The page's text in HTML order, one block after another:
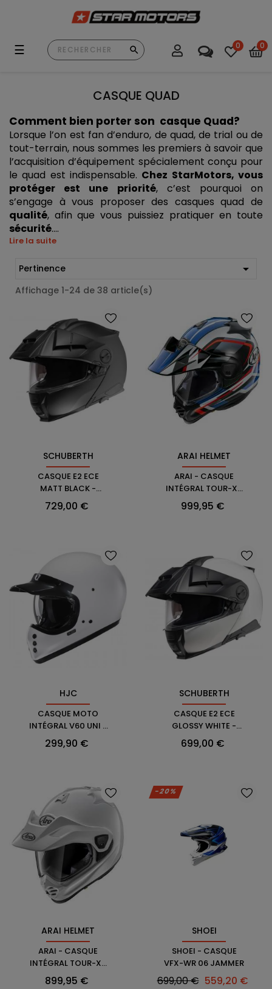
Basculer
☰ 0 0
CASQUE QUAD
Comment bien porter son  casque Quad?
Lorsque l’on est fan d’enduro, de quad, de trial ou de
tout-terrain, nous sommes les premiers à savoir que
l’acquisition d’équipement spécialement conçu pour
le quad est indispensable. Chez StarMotors, vous
protéger est une priorité, c’est pourquoi on
qualité
sécurité....
Lire la suite
Pertinence 
Affichage 1-24 de 38 article(s)
SCHUBERTH
CASQUE E2 ECE
MATT BLACK -
SCHUBERTH
Prix
729,00 €
ARAI HELMET
ARAI - CASQUE
INTÉGRAL TOUR-X5
DISCOVERY
Prix
999,95 €
HJC
CASQUE MOTO
INTÉGRAL V60 UNI -
HJC
Prix
299,90 €
SCHUBERTH
CASQUE E2 ECE
GLOSSY WHITE -
SCHUBERTH
Prix
699,00 €
ARAI HELMET
ARAI - CASQUE
INTÉGRAL TOUR-X5
DIAMOND
Prix
899,95 €
-20%
SHOEI
SHOEI - CASQUE
VFX-WR 06 JAMMER
Prix
699,00 € Prix
559,20 €